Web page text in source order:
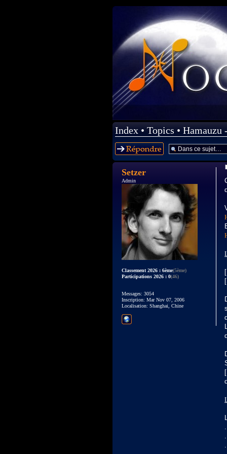
Index • Topics • Hamauzu
Répondre
Setzer
Admin
Classement 2026 : 6ème(5ème)
Participations 2026 : 0(46)
Messages: 3054
Inscription: Mar Nov 07, 2006
Localisation: Shanghai, Chine